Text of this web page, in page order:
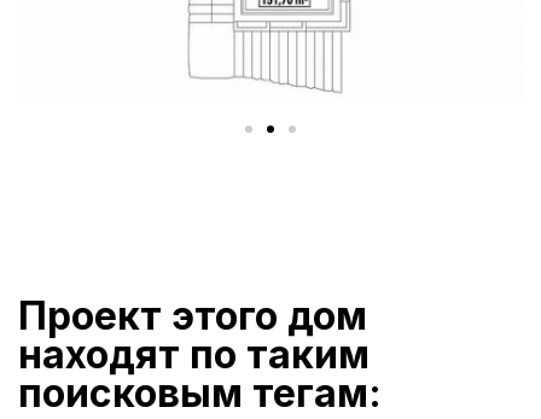
Проект этого дом
находят по таким
поисковым тегам: